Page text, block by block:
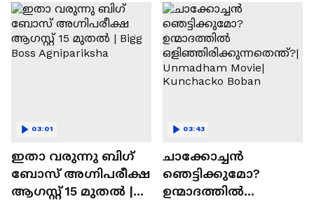
ചെയ്യാനുള്ള
ആത്മവിശ്വാസമുണ്ടാ
യിരുന്നില്ല'
രാമായണ ട്രെയിലർ
എത്തി | Ramayana
Movie
ഇതാ വരുന്നു ബിഗ്
ബോസ് അഗ്നിപരീക്ഷ
ആഗസ്റ്റ് 15 മുതൽ |
03:01
ചാക്കോച്ചന്‍
ഞെട്ടിക്കുമോ?
ഉന്മാദത്തിൽ
03:43